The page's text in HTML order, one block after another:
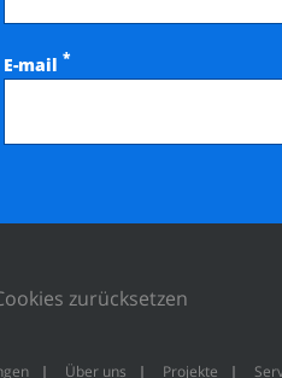
E-mail *
zurücksetzen
Über uns Projekte